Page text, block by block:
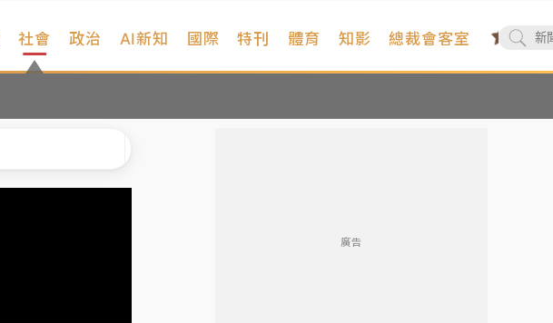
社會 政治 AI新知 國際 特刊 體育 知影 總裁會客室
廣告